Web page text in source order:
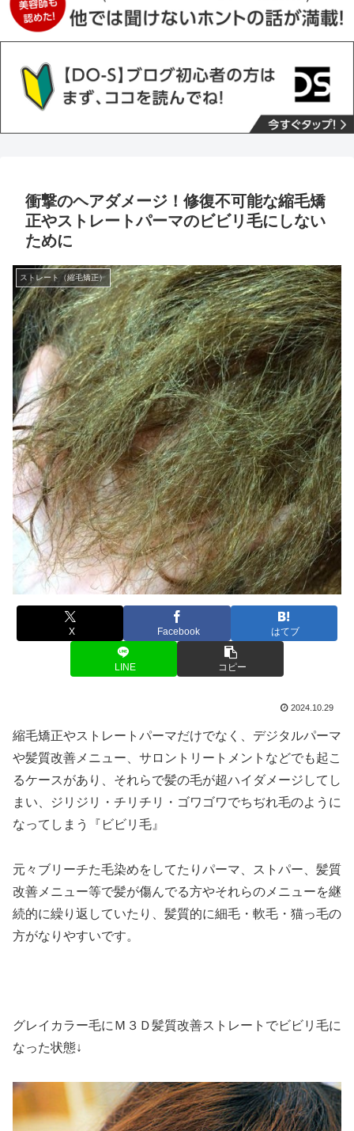
衝撃のヘアダメージ！修復不可能な縮毛矯
正やストレートパーマのビビリ毛にしない
ために
ストレート（縮毛矯正）
X Facebook はてブ
LINE コピー
2024.10.29
縮毛矯正やストレートパーマだけでなく、デジタルパーマ
や髪質改善メニュー、サロントリートメントなどでも起こ
るケースがあり、それらで髪の毛が超ハイダメージしてし
まい、ジリジリ・チリチリ・ゴワゴワでちぢれ毛のように
なってしまう『ビビリ毛』
元々ブリーチた毛染めをしてたりパーマ、ストパー、髪質
改善メニュー等で髪が傷んでる方やそれらのメニューを継
続的に繰り返していたり、髪質的に細毛・軟毛・猫っ毛の
方がなりやすいです。
グレイカラー毛にＭ３Ｄ髪質改善ストレートでビビリ毛に
なった状態↓